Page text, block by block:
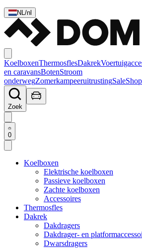
NL/nl
KoelboxenThermosflesDakrek
en caravansBotenStroom
onderwegZomerkampeeruitrustingSale
Zoek
0
Koelboxen
Elektrische koelboxen
Passieve koelboxen
Zachte koelboxen
Accessoires
Thermosfles
Dakrek
Dakdragers
Dakdrager- en
Dwarsdragers